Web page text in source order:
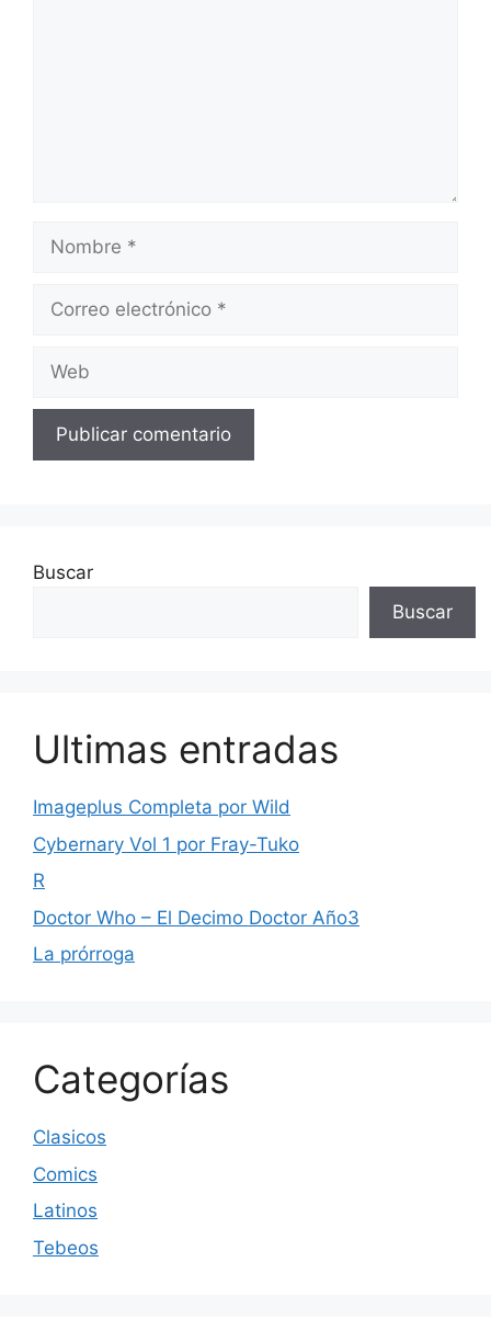
Nombre
Correo
Web
Buscar
Buscar
Ultimas entradas
Imageplus Completa por Wild
Cybernary Vol 1 por Fray-Tuko
R
Doctor Who – El Decimo Doctor Año3
La prórroga
Categorías
Clasicos
Comics
Latinos
Tebeos